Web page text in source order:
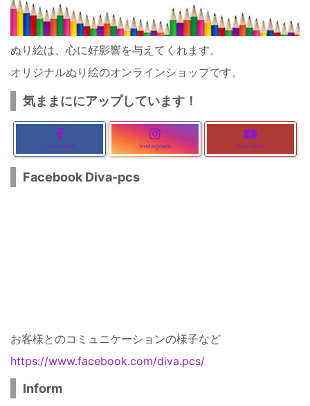
ぬり絵は、心に好影響を与えてくれます。
オリジナルぬり絵のオンラインショップです。
気ままににアップしています！
Facebook Instagram YouTube
Facebook Diva-pcs
お客様とのコミュニケーションの様子など
https://www.facebook.com/diva.pcs/
Inform